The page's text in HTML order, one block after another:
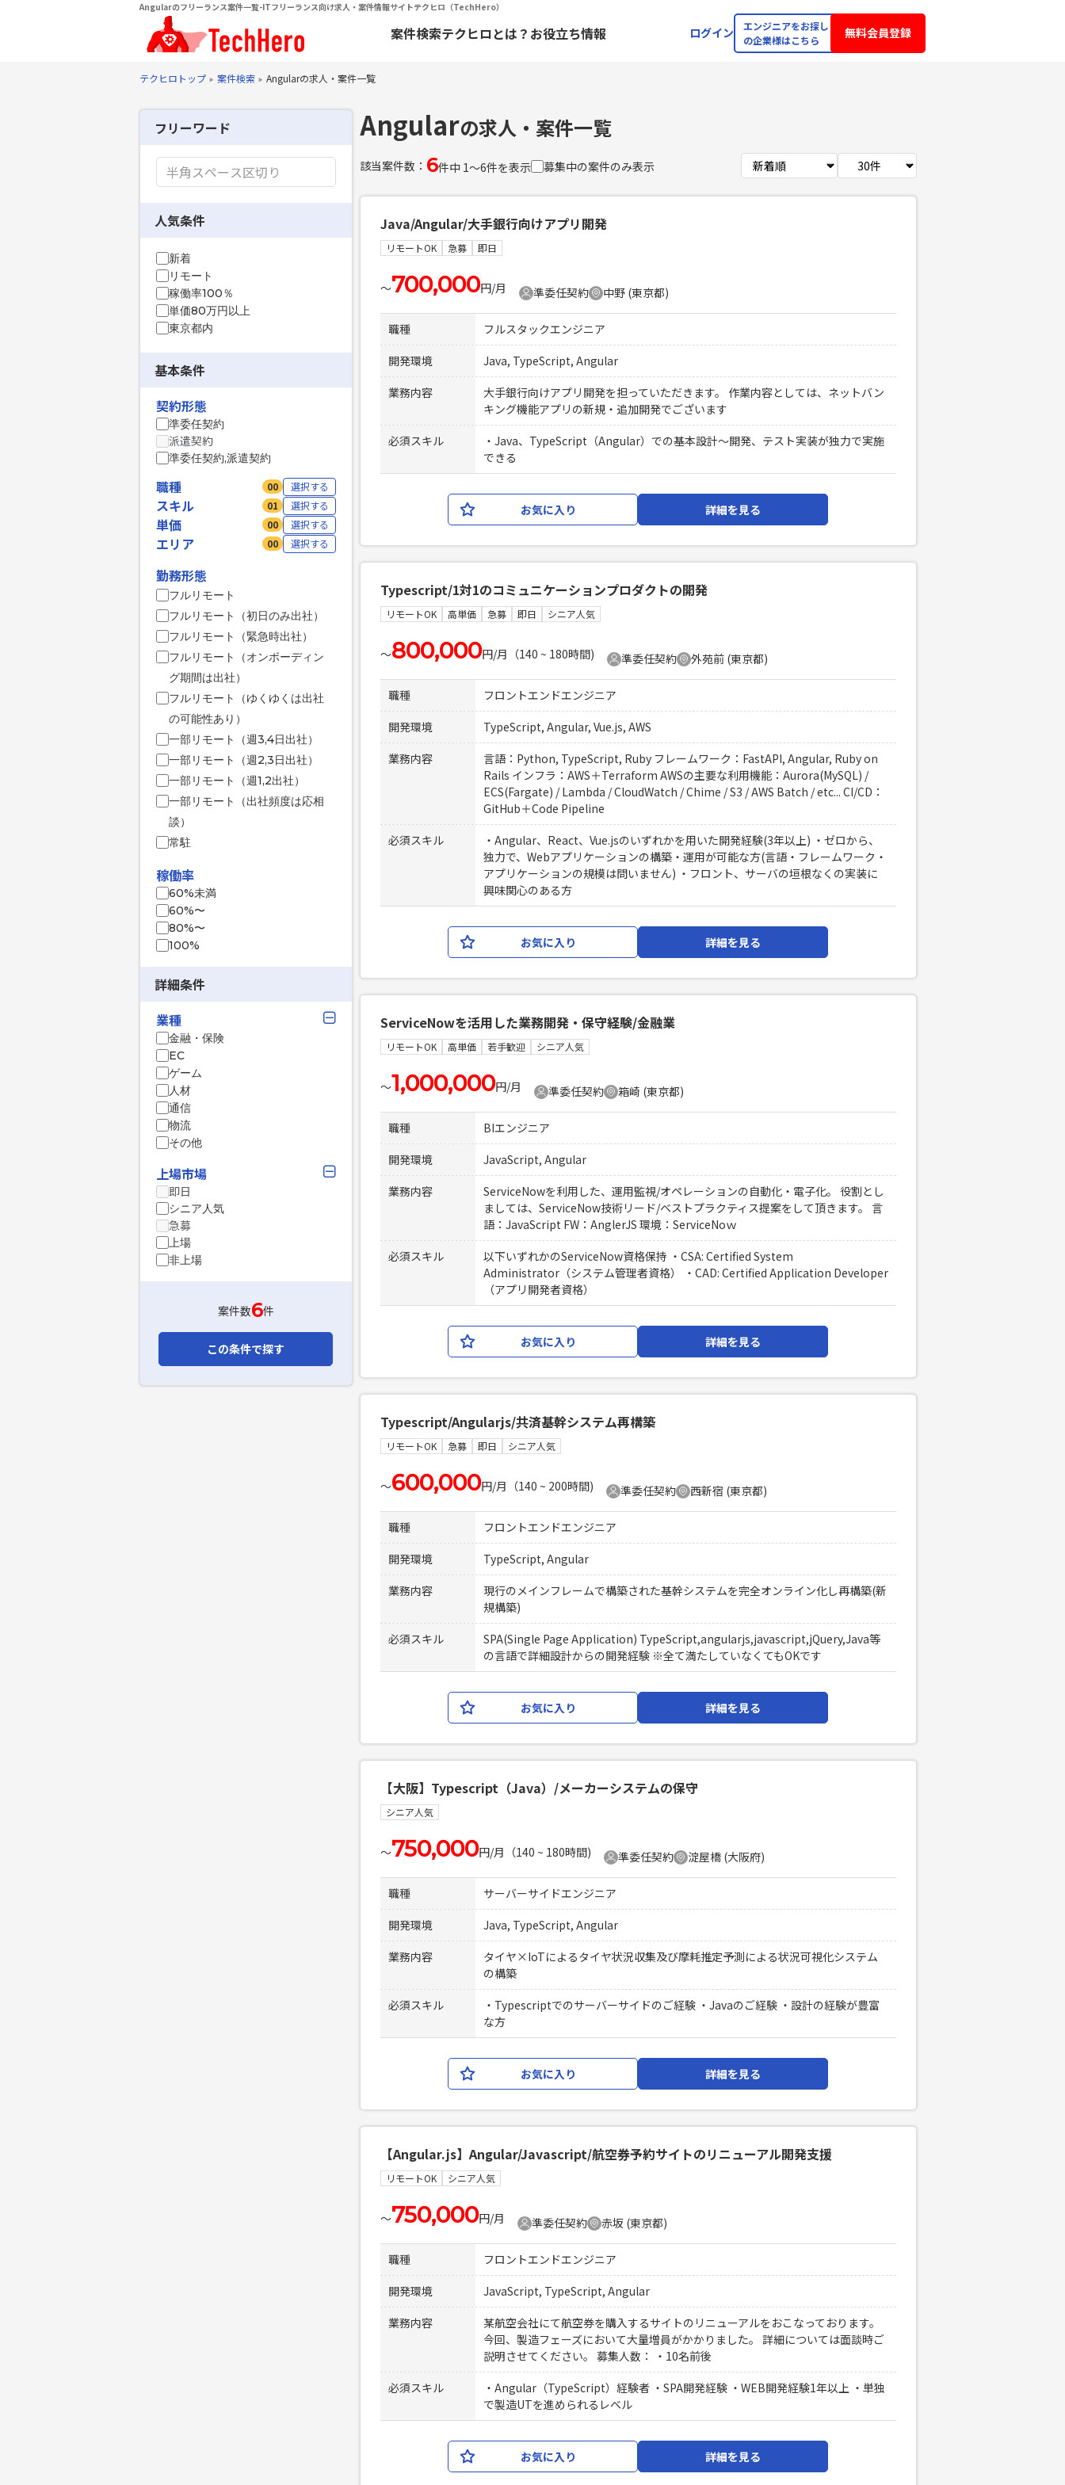
Angularのフリーランス案件一覧-ITフリーランス向け求人・案件情報サイトテクヒロ（TechHero）
案件検索テクヒロとは？ お役立ち情報 ログイン
エンジニアをお探し
の企業様はこちら
無料会員登録
テクヒロトップ 案件検索 Angularの求人・案件一覧
フリーワード
人気条件
新着
リモート
稼働率100％
単価80万円以上
東京都内
基本条件
契約形態
準委任契約
派遣契約
準委任契約,派遣契約
職種 00 選択する
スキル 01 選択する
単価 00 選択する
エリア 00 選択する
勤務形態
フルリモート
フルリモート（初日のみ出社）
フルリモート（緊急時出社）
フルリモート（オンボーディン
グ期間は出社）
フルリモート（ゆくゆくは出社
の可能性あり）
一部リモート（週3,4日出社）
一部リモート（週2,3日出社）
一部リモート（週1,2出社）
一部リモート（出社頻度は応相
談）
常駐
稼働率
60%未満
60%〜
80%〜
100%
詳細条件
業種
金融・保険
EC
ゲーム
人材
通信
物流
その他
上場市場
即日
シニア人気
急募
上場
非上場
案件数6件
この条件で探す
Angularの求人・案件一覧
該当案件数： 6件中 1〜6件を表示 募集中の案件のみ表示
Java/Angular/大手銀行向けアプリ開発
リモートOK 急募 即日
〜700,000円/月 準委任契約 中野 (東京都)
職種
フルスタックエンジニア
開発環境
Java, TypeScript, Angular
業務内容
大手銀行向けアプリ開発を担っていただきます。 作業内容としては、ネットバン
キング機能アプリの新規・追加開発でございます
必須スキル
・Java、TypeScript（Angular）での基本設計～開発、テスト実装が独力で実施
できる
お気に入り 詳細を見る
Typescript/1対1のコミュニケーションプロダクトの開発
リモートOK 高単価 急募 即日 シニア人気
〜800,000円/月（140 ~ 180時間) 準委任契約 外苑前 (東京都)
職種
フロントエンドエンジニア
開発環境
TypeScript, Angular, Vue.js, AWS
業務内容
言語：Python, TypeScript, Ruby フレームワーク：FastAPI, Angular, Ruby on
Rails インフラ：AWS＋Terraform AWSの主要な利用機能：Aurora(MySQL) /
ECS(Fargate) / Lambda / CloudWatch / Chime / S3 / AWS Batch / etc... CI/CD：
GitHub＋Code Pipeline
必須スキル
・Angular、React、Vue.jsのいずれかを用いた開発経験(3年以上) ・ゼロから、
独力で、Webアプリケーションの構築・運用が可能な方(言語・フレームワーク・
アプリケーションの規模は問いません) ・フロント、サーバの垣根なくの実装に
興味関心のある方
お気に入り 詳細を見る
ServiceNowを活用した業務開発・保守経験/金融業
リモートOK 高単価 若手歓迎 シニア人気
〜1,000,000円/月 準委任契約 箱崎 (東京都)
職種
BIエンジニア
開発環境
JavaScript, Angular
業務内容
ServiceNowを利用した、運用監視/オペレーションの自動化・電子化。 役割とし
ましては、ServiceNow技術リード/ベストプラクティス提案をして頂きます。 言
語：JavaScript FW：AnglerJS 環境：ServiceNoｗ
必須スキル
以下いずれかのServiceNow資格保持 ・CSA: Certified System
Administrator（システム管理者資格） ・CAD: Certified Application Developer
（アプリ開発者資格）
お気に入り 詳細を見る
Typescript/Angularjs/共済基幹システム再構築
リモートOK 急募 即日 シニア人気
〜600,000円/月（140 ~ 200時間) 準委任契約 西新宿 (東京都)
職種
フロントエンドエンジニア
開発環境
TypeScript, Angular
業務内容
現行のメインフレームで構築された基幹システムを完全オンライン化し再構築(新
規構築)
必須スキル
SPA(Single Page Application) TypeScript,angularjs,javascript,jQuery,Java等
の言語で詳細設計からの開発経験 ※全て満たしていなくてもOKです
お気に入り 詳細を見る
【大阪】Typescript（Java）/メーカーシステムの保守
シニア人気
〜750,000円/月（140 ~ 180時間) 準委任契約 淀屋橋 (大阪府)
職種
サーバーサイドエンジニア
開発環境
Java, TypeScript, Angular
業務内容
タイヤ×IoTによるタイヤ状況収集及び摩耗推定予測による状況可視化システム
の構築
必須スキル
・Typescriptでのサーバーサイドのご経験 ・Javaのご経験 ・設計の経験が豊富
な方
お気に入り 詳細を見る
【Angular.js】Angular/Javascript/航空券予約サイトのリニューアル開発支援
リモートOK シニア人気
〜750,000円/月 準委任契約 赤坂 (東京都)
職種
フロントエンドエンジニア
開発環境
JavaScript, TypeScript, Angular
業務内容
某航空会社にて航空券を購入するサイトのリニューアルをおこなっております。
今回、製造フェーズにおいて大量増員がかかりました。 詳細については面談時ご
説明させてください。 募集人数： ・10名前後
必須スキル
・Angular（TypeScript）経験者 ・SPA開発経験 ・WEB開発経験1年以上 ・単独
で製造UTを進められるレベル
お気に入り 詳細を見る